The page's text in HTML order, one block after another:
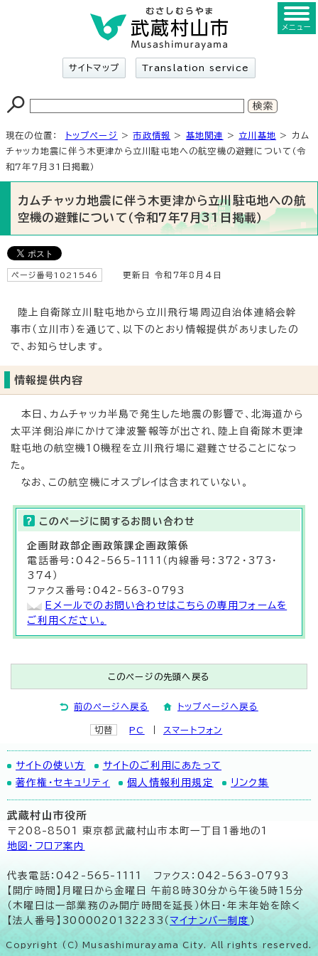
サイトマップ Translation service
メニュー
現在の位置： トップページ >市政情報 > 基地関連 > 立川基地
> カム
チャッカ地震に伴う木更津から立川駐屯地への航空機の避難について（令
和7年7月31日掲載）
カムチャッカ地震に伴う木更津から立川駐屯地への航
空機の避難について（令和7年7月31日掲載）
ページ番号1021546 更新日 令和7年8月4日
陸上自衛隊立川駐屯地から立川飛行場周辺自治体連絡会幹
事市（立川市）を通じて、以下のとおり情報提供がありましたの
で、お知らせします。
情報提供内容
本日、カムチャッカ半島で発生した地震の影響で、北海道から
太平洋側沿岸にかけて津波警報等が出され、陸上自衛隊木更津
駐屯地の航空機10機程を立川飛行場に避難させることになっ
た。
なお、この航空機にオスプレイは含まれていない。
このページに関する お問い合わせ
企画財政部企画政策課企画政策係
電話番号：042-565-1111（内線番号：372・373・
374）
ファクス番号：042-563-0793
Eメールでのお問い合わせはこちらの専用フォームを
ご利用ください。
このページの先頭へ戻る
前のページへ戻る トップページへ戻る
切替 PC スマートフォン
サイトの使い方
サイトのご利用にあたって
著作権・セキュリティ
個人情報利用規定 リンク集
武蔵村山市役所
〒208-8501 東京都武蔵村山市本町一丁目1番地の1
地図･フロア案内
代表電話：042-565-1111 ファクス：042-563-0793
【開庁時間】月曜日から金曜日 午前8時30分から午後5時15分
（木曜日は一部業務のみ開庁時間を延長）休日・年末年始を除く
【法人番号】3000020132233（ マイナンバー制度 ）
Copyright (C) Musashimurayama City. All rights reserved.